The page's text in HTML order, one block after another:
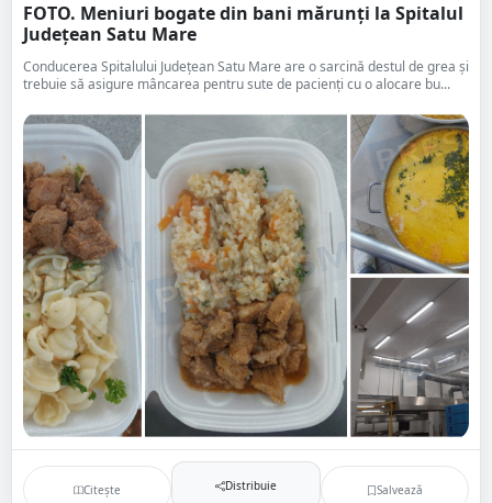
FOTO. Meniuri bogate din bani mărunți la Spitalul
Județean Satu Mare
Conducerea Spitalului Județean Satu Mare are o sarcină destul de grea și
trebuie să asigure mâncarea pentru sute de pacienți cu o alocare bu...
Citește Distribuie Salvează